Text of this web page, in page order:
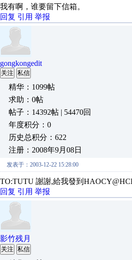
我有啊，谁要留下信箱。
回复 引用 举报
gongkongedit
关注 私信
精华：1099帖
求助：0帖
帖子：14392帖 | 54470回
年度积分：0
历史总积分：622
注册：2008年9月08日
发表于：2003-12-22 15:28:00
TO:TUTU 謝謝,給我發到
回复 引用 举报
影竹残月
关注 私信